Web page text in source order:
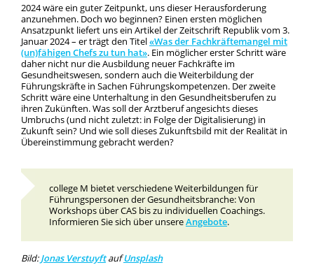
2024 wäre ein guter Zeitpunkt, uns dieser Herausforderung
anzunehmen. Doch wo beginnen? Einen ersten möglichen
Ansatzpunkt liefert uns ein Artikel der Zeitschrift Republik vom 3.
Januar 2024 – er trägt den Titel«Was der Fachkräftemangel mit
(un)fähigen Chefs zu tun hat». Ein möglicher erster Schritt wäre
daher nicht nur die Ausbildung neuer Fachkräfte im
Gesundheitswesen, sondern auch die Weiterbildung der
Führungskräfte in Sachen Führungskompetenzen. Der zweite
Schritt wäre eine Unterhaltung in den Gesundheitsberufen zu
ihren Zukünften. Was soll der Arztberuf angesichts dieses
Umbruchs (und nicht zuletzt: in Folge der Digitalisierung) in
Zukunft sein? Und wie soll dieses Zukunftsbild mit der Realität in
Übereinstimmung gebracht werden?
college M bietet verschiedene Weiterbildungen für
Führungspersonen der Gesundheitsbranche: Von
Workshops über CAS bis zu individuellen Coachings.
Informieren Sie sich über unsereAngebote.
Bild:Jonas VerstuyftaufUnsplash